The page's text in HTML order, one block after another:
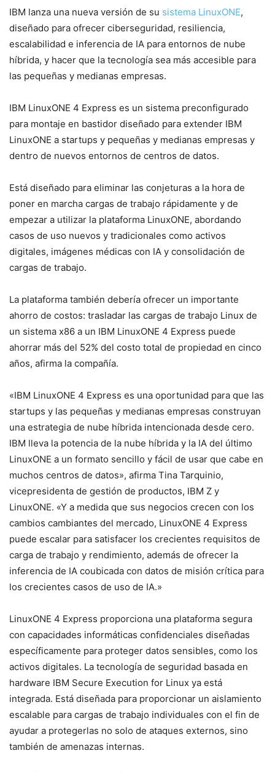
IBM lanza una nueva versión de su sistema LinuxONE,
diseñado para ofrecer ciberseguridad, resiliencia,
escalabilidad e inferencia de IA para entornos de nube
híbrida, y hacer que la tecnología sea más accesible para
las pequeñas y medianas empresas.
IBM LinuxONE 4 Express es un sistema preconfigurado
para montaje en bastidor diseñado para extender IBM
LinuxONE a startups y pequeñas y medianas empresas y
dentro de nuevos entornos de centros de datos.
Está diseñado para eliminar las conjeturas a la hora de
poner en marcha cargas de trabajo rápidamente y de
empezar a utilizar la plataforma LinuxONE, abordando
casos de uso nuevos y tradicionales como activos
digitales, imágenes médicas con IA y consolidación de
cargas de trabajo.
La plataforma también debería ofrecer un importante
ahorro de costos: trasladar las cargas de trabajo Linux de
un sistema x86 a un IBM LinuxONE 4 Express puede
ahorrar más del 52% del costo total de propiedad en cinco
años, afirma la compañía.
«IBM LinuxONE 4 Express es una oportunidad para que las
startups y las pequeñas y medianas empresas construyan
una estrategia de nube híbrida intencionada desde cero.
IBM lleva la potencia de la nube híbrida y la IA del último
LinuxONE a un formato sencillo y fácil de usar que cabe en
muchos centros de datos», afirma Tina Tarquinio,
vicepresidenta de gestión de productos, IBM Z y
LinuxONE. «Y a medida que sus negocios crecen con los
cambios cambiantes del mercado, LinuxONE 4 Express
puede escalar para satisfacer los crecientes requisitos de
carga de trabajo y rendimiento, además de ofrecer la
inferencia de IA coubicada con datos de misión crítica para
los crecientes casos de uso de IA.»
LinuxONE 4 Express proporciona una plataforma segura
con capacidades informáticas confidenciales diseñadas
específicamente para proteger datos sensibles, como los
activos digitales. La tecnología de seguridad basada en
hardware IBM Secure Execution for Linux ya está
integrada. Está diseñada para proporcionar un aislamiento
escalable para cargas de trabajo individuales con el fin de
ayudar a protegerlas no solo de ataques externos, sino
también de amenazas internas.